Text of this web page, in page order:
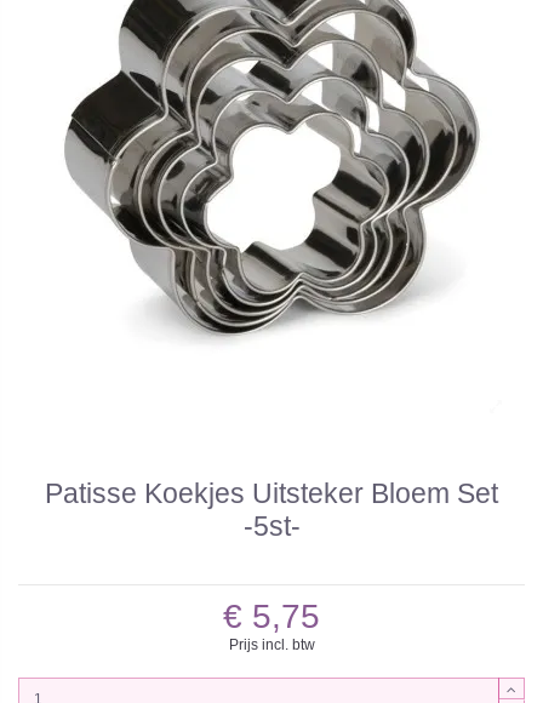
Patisse Koekjes Uitsteker Bloem Set
-5st-
€ 5,75
Prijs incl. btw